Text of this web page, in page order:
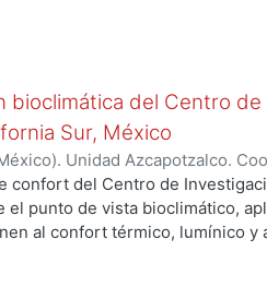
bioclimática del Centro de
Sur, México
Unidad Azcapotzalco.
Tavera, José Luis
confort del Centro de
el punto de vista bioclimático,
al confort térmico, lumínico y